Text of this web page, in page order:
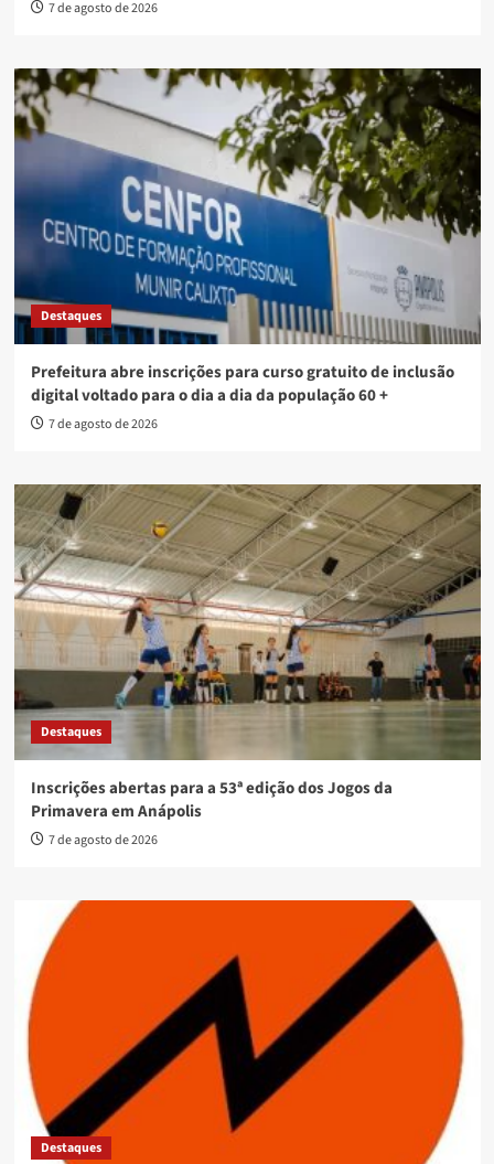
7 de agosto de 2026
Destaques
Prefeitura abre inscrições para curso gratuito de inclusão
digital voltado para o dia a dia da população 60 +
7 de agosto de 2026
Destaques
Inscrições abertas para a 53ª edição dos Jogos da
Primavera em Anápolis
7 de agosto de 2026
Destaques